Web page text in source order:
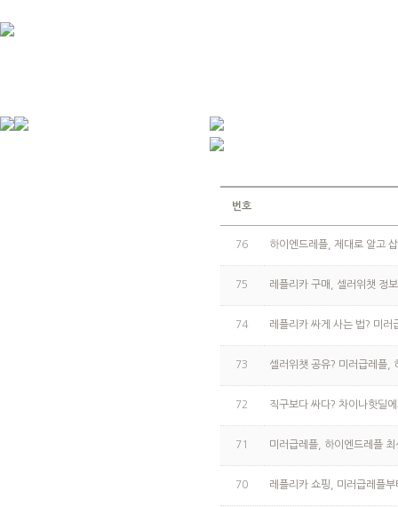
번호
76 하이엔드레플, 제대로 알고
75 레플리카 구매, 셀러위챗 정
74 레플리카 싸게 사는 법? 미
73 셀러위챗 공유? 미러급레플,
72 직구보다 싸다? 차이나핫딜
71 미러급레플, 하이엔드레플
70 레플리카 쇼핑, 미러급레플